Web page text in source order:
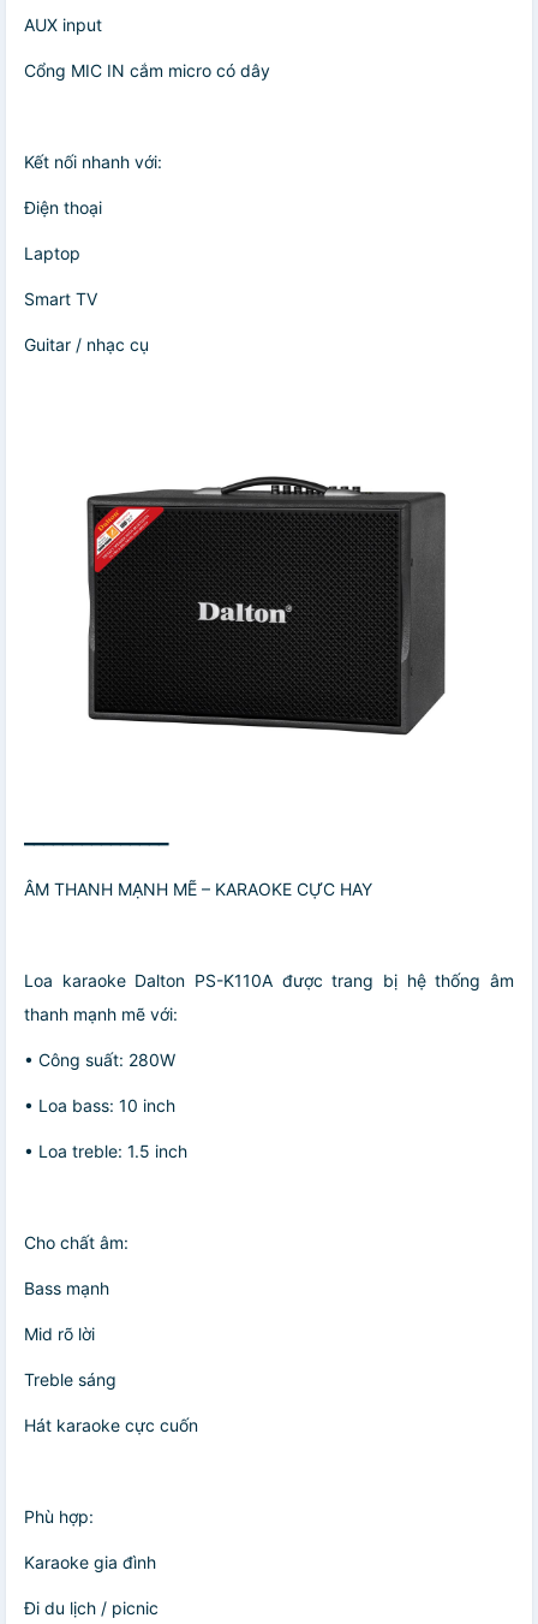
AUX input
Cổng MIC IN cắm micro có dây
Kết nối nhanh với:
Điện thoại
Laptop
Smart TV
Guitar / nhạc cụ
━━━━━━━━━━━━━━━
ÂM THANH MẠNH MẼ – KARAOKE CỰC HAY
Loa karaoke Dalton PS-K110A được trang bị hệ thống âm
thanh mạnh mẽ với:
• Công suất: 280W
• Loa bass: 10 inch
• Loa treble: 1.5 inch
Cho chất âm:
Bass mạnh
Mid rõ lời
Treble sáng
Hát karaoke cực cuốn
Phù hợp:
Karaoke gia đình
Đi du lịch / picnic